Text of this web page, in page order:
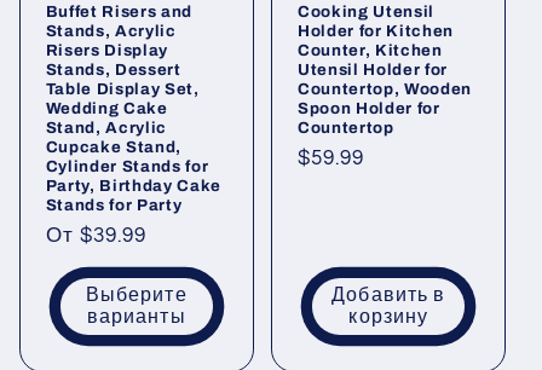
Buffet Risers and
Stands, Acrylic
Risers Display
Stands, Dessert
Table Display Set,
Wedding Cake
Stand, Acrylic
Cupcake Stand,
Cylinder Stands for
Party, Birthday Cake
Stands for Party
Обычная
цена
От $39.99
Выберите
варианты
Cooking Utensil
Holder for Kitchen
Counter, Kitchen
Utensil Holder for
Countertop, Wooden
Spoon Holder for
Countertop
Обычная
$59.99
Добавить в
корзину